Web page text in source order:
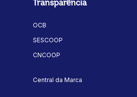
Transparência
OCB
SESCOOP
CNCOOP
Central da Marca